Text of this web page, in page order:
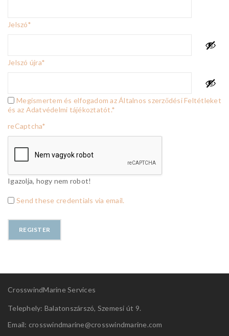
Jelszó*
Jelszó újra*
Megismertem és elfogadom az Általnos szerződési Feltétleket
és az Adatvédelmi tájékoztatót.*
reCaptcha*
Igazolja, hogy nem robot!
Send these credentials via email.
CrosswindMarine Services
Telephely: Balatonszárszó, Szemesi út 9.
Email: crosswindmarine@crosswindmarine.com